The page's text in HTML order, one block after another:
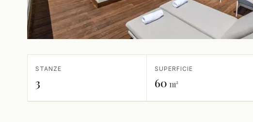
STANZE
3
SUPERFICIE
60 m²